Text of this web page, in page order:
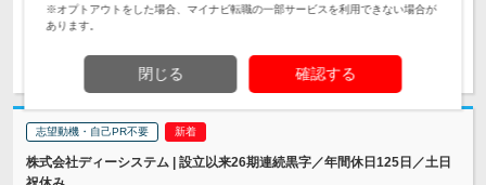
求人詳細を見る 気になる
志望動機・自己PR不要
株式会社ディーシステム | 設立以来26期連続黒字／年間休日125日／土日
※オプトアウトをした場合、マイナビ転職の一部サービスを利用できない場合が
あります。
閉じる 確認する